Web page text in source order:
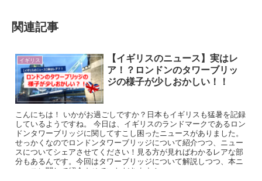
関連記事
イギリス
【イギリスのニュース】実はレ
ア！？ロンドンのタワーブリッ
ジの様子が少しおかしい！！
こんにちは！ いかがお過ごしですか？日本もイギリスも猛暑を記録
しているようですね。 今日は、イギリスのランドマークであるロン
ドンタワーブリッジに関してすこし困ったニュースがありました。
せっかくなのでロンドンタワーブリッジについて紹介つつ、ニュー
スについてシェアさせてください！見る方が見ればわかるレアな部
分もあるんです。今回はタワーブリッジについて解説しつつ、本ニ
ュースに関して紹介させていただきます！